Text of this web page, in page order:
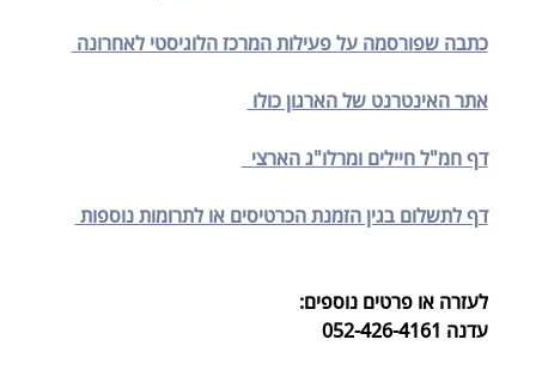
כתבה שפורסמה על פעילות המרכז הלוגיסטי לאחרונה
אתר האינטרנט של הארגון כולו
דף חמ"ל חיילים ומרלו"ג הארצי
דף לתשלום בגין הזמנת הכרטיסים או לתרומות נוספות
לעזרה או פרטים נוספים:
עדנה 052-426-4161